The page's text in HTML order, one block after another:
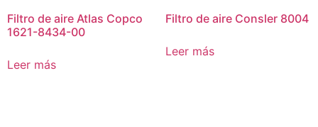
Filtro de aire Atlas Copco
1621-8434-00
Leer más
Filtro de aire Consler 8004
Leer más